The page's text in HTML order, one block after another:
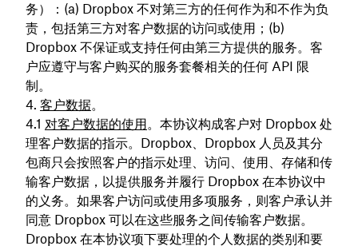
务）：(a) Dropbox 不对第三方的任何作为和不作为负
责，包括第三方对客户数据的访问或使用；(b)
Dropbox 不保证或支持任何由第三方提供的服务。客
户应遵守与客户购买的服务套餐相关的任何 API 限
制。
客户数据。
对客户数据的使用。本协议构成客户对 Dropbox 处
理客户数据的指示。Dropbox、Dropbox 人员及其分
包商只会按照客户的指示处理、访问、使用、存储和传
输客户数据，以提供服务并履行 Dropbox 在本协议中
的义务。如果客户访问或使用多项服务，则客户承认并
同意 Dropbox 可以在这些服务之间传输客户数据。
Dropbox 在本协议项下要处理的个人数据的类别和要